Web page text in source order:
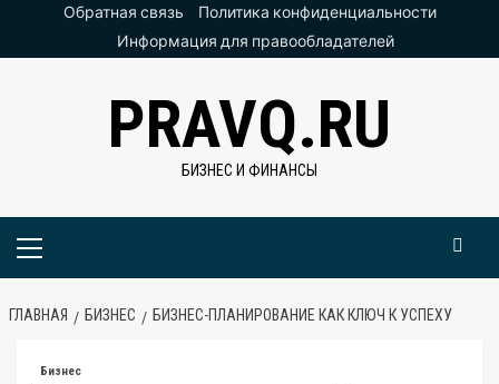
ПерейтиОбратная связь
Политика конфиденциальности
Информация для правообладателей
PRAVQ.RU
БИЗНЕС И ФИНАНСЫ
Основное
ГЛАВНАЯ БИЗНЕС БИЗНЕС-ПЛАНИРОВАНИЕ КАК КЛЮЧ К УСПЕХУ
Бизнес